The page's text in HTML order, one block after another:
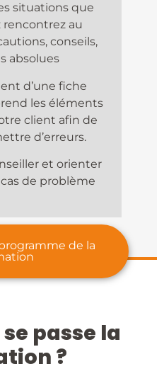
situations que
rencontrez au
conseils,
absolues
d’une fiche
les éléments
client afin de
d’erreurs.
et orienter
de problème
de la
passe la
?